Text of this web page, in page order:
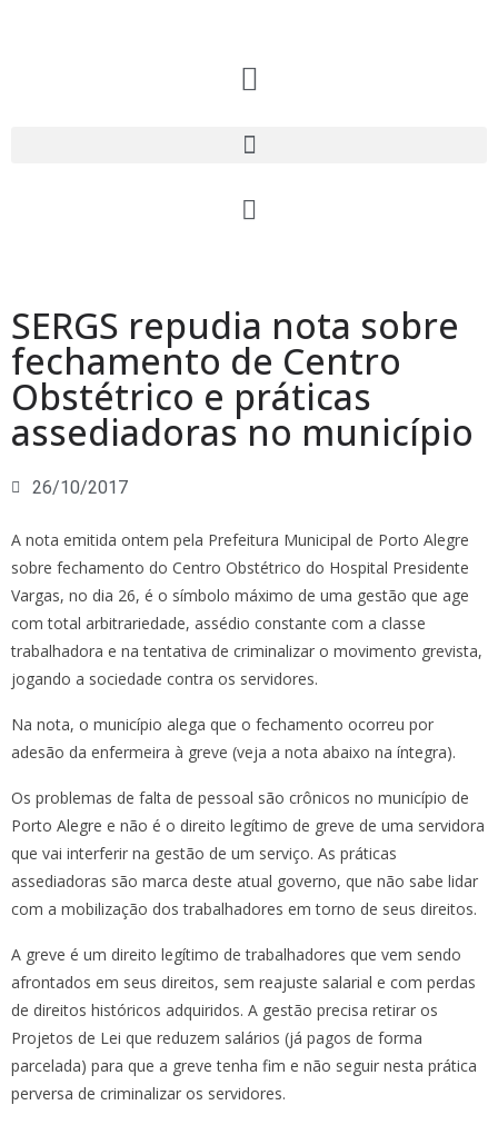
SERGS repudia nota sobre
fechamento de Centro
Obstétrico e práticas
assediadoras no município
26/10/2017
A nota emitida ontem pela Prefeitura Municipal de Porto Alegre
sobre fechamento do Centro Obstétrico do Hospital Presidente
Vargas, no dia 26, é o símbolo máximo de uma gestão que age
com total arbitrariedade, assédio constante com a classe
trabalhadora e na tentativa de criminalizar o movimento grevista,
jogando a sociedade contra os servidores.
Na nota, o município alega que o fechamento ocorreu por
adesão da enfermeira à greve (veja a nota abaixo na íntegra).
Os problemas de falta de pessoal são crônicos no município de
Porto Alegre e não é o direito legítimo de greve de uma servidora
que vai interferir na gestão de um serviço. As práticas
assediadoras são marca deste atual governo, que não sabe lidar
com a mobilização dos trabalhadores em torno de seus direitos.
A greve é um direito legítimo de trabalhadores que vem sendo
afrontados em seus direitos, sem reajuste salarial e com perdas
de direitos históricos adquiridos. A gestão precisa retirar os
Projetos de Lei que reduzem salários (já pagos de forma
parcelada) para que a greve tenha fim e não seguir nesta prática
perversa de criminalizar os servidores.